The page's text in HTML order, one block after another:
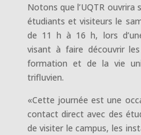
Notons que l’UQTR
étudiants et visiteurs le
de 11 h à 16 h, lors
visant à faire découvrir
formation et de la vie
trifluvien.
«Cette journée est une
contact direct avec des
de visiter le campus, les